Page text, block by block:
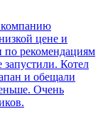
компанию
цене и
по рекомендациям
Котел
и обещали
Очень